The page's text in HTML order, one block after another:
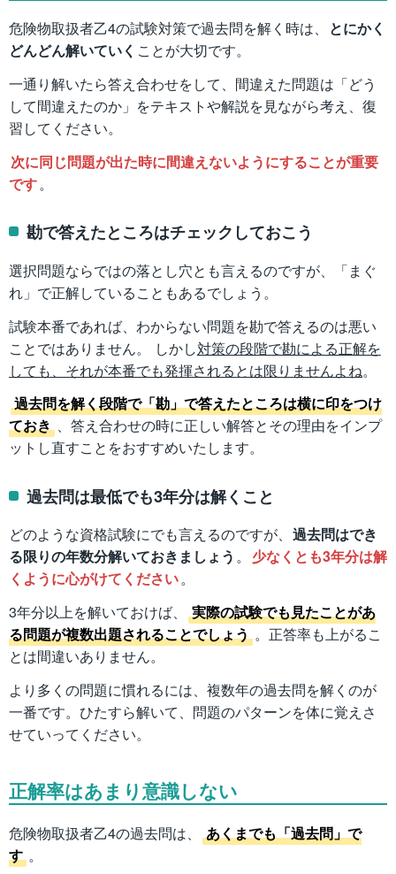
危険物取扱者乙4の試験対策で過去問を解く時は、
とにかく
どんどん解いていく ことが大切です。
一通り解いたら答え合わせをして、間違えた問題は「どう
して間違えたのか」をテキストや解説を見ながら考え、復
習してください。
次に同じ問題が出た時に間違えないようにすることが重要
です。
勘で答えたところはチェックしておこう
選択問題ならではの落とし穴とも言えるのですが、「まぐ
れ」で正解していることもあるでしょう。
試験本番であれば、わからない問題を勘で答えるのは悪い
ことではありません。 しかし対策の段階で勘による正解を
しても、それが本番でも発揮されるとは限りませんよね。
過去問を解く段階で「勘」で答えたところは横に印をつけ
ておき 、答え合わせの時に正しい解答とその理由をインプ
ットし直すことをおすすめいたします。
過去問は最低でも3年分は解くこと
どのような資格試験にでも言えるのですが、 過去問はでき
る限りの年数分解いておきましょう 。
少なくとも3年分は解
くように心がけてください。
3年分以上を解いておけば、
実際の試験でも見たことがあ
る問題が複数出題されることでしょう 。正答率も上がるこ
とは間違いありません。
より多くの問題に慣れるには、複数年の過去問を解くのが
一番です。ひたすら解いて、問題のパターンを体に覚えさ
せていってください。
正解率はあまり意識しない
危険物取扱者乙4の過去問は、
あくまでも「過去問」で
す 。